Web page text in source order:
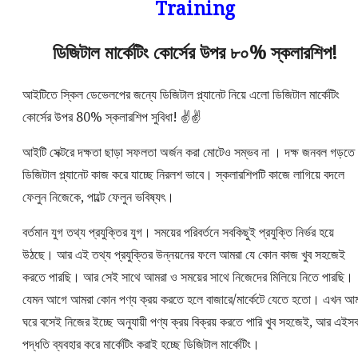
ডিজিটাল মার্কেটিং কোর্সের উপর ৮০% স্কলারশিপ!
আইটিতে স্কিল ডেভেলপের জন্যে ডিজিটাল প্ল্যানেট নিয়ে এলো ডিজিটাল মার্কেটিং
কোর্সের উপর 80% স্কলারশিপ সুবিধা! ✌️✌️
আইটি সেক্টরে দক্ষতা ছাড়া সফলতা অর্জন করা মোটেও সম্ভব না । দক্ষ জনবল গড়তে
ডিজিটাল প্ল্যানেট কাজ করে যাচ্ছে নিরলশ ভাবে। স্কলারশিপটি কাজে লাগিয়ে বদলে
ফেলুন নিজেকে, পাল্টে ফেলুন ভবিষ্যৎ।
বর্তমান যুগ তথ্য প্রযুক্তির যুগ। সময়ের পরিবর্তনে সবকিছুই প্রযুক্তি নির্ভর হয়ে
উঠছে। আর এই তথ্য প্রযুক্তির উন্নয়নের ফলে আমরা যে কোন কাজ খুব সহজেই
করতে পারছি। আর সেই সাথে আমরা ও সময়ের সাথে নিজেদের মিলিয়ে নিতে পারছি।
যেমন আগে আমরা কোন পণ্য ক্রয় করতে হলে বাজারে/মার্কেটে যেতে হতো। এখন
ঘরে বসেই নিজের ইচ্ছে অনুযায়ী পণ্য ক্রয় বিক্রয় করতে পারি খুব সহজেই, আর এইসব
পদ্ধতি ব্যবহার করে মার্কেটিং করাই হচ্ছে ডিজিটাল মার্কেটিং।